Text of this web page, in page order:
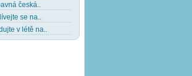
česká..
se na..
v létě na..